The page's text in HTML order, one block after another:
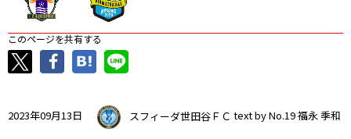
このページを共有する
2023年09月13日 スフィーダ世田谷ＦＣ text by No.19 福永 季和